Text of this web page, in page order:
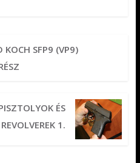
KOCH SFP9 (VP9)
ÉS
REVOLVEREK 1.